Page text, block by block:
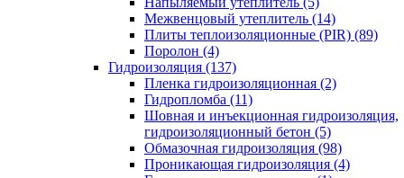
Межвенцовый утеплитель (14)
Плиты теплоизоляционные (PIR) (89)
Поролон (4)
Гидроизоляция (137)
Пленка гидроизоляционная (2)
Гидропломба (11)
Шовная и инъекционная гидроизоляция,
гидроизоляционный бетон (5)
Обмазочная гидроизоляция (98)
Проникающая гидроизоляция (4)